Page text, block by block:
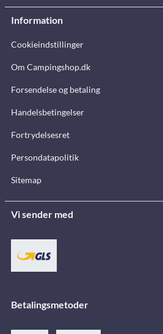
Information
Cookieindstillinger
Om Campingshop.dk
Forsendelse og betaling
Handelsbetingelser
Fortrydelsesret
Persondatapolitik
Sitemap
Vi sender med
Betalingsmetoder